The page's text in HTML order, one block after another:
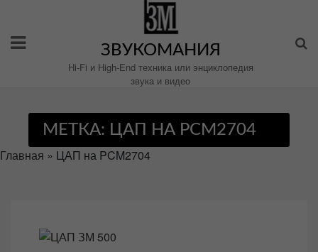
содержимому
ЗВУКОМАНИЯ
Hi-Fi и High-End техника или энциклопедия
звука и видео
МЕТКА: ЦАП НА PCM2704
Главная » ЦАП на PCM2704